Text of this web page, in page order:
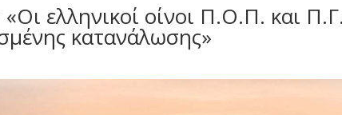
ελληνικοί οίνοι Π.Ο.Π. και
κατανάλωσης»